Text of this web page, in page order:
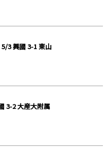
5/3 興國 3-1 東山
3-2 大産大附属